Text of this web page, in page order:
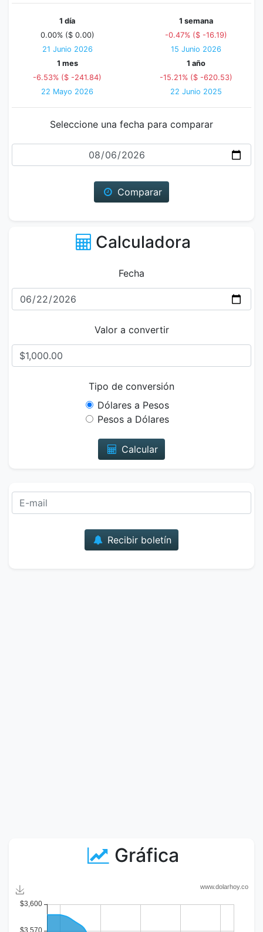
1 día
0.00% ($ 0.00)
21 Junio 2026
1 semana
-0.47% ($ -16.19)
15 Junio 2026
1 mes
-6.53% ($ -241.84)
22 Mayo 2026
1 año
-15.21% ($ -620.53)
22 Junio 2025
Seleccione una fecha para comparar
Fecha
Comparar
Calculadora
Fecha
Valor a convertir
Tipo de conversión
Dólares a Pesos
Pesos a Dólares
Calcular
Recibir boletín
Gráfica